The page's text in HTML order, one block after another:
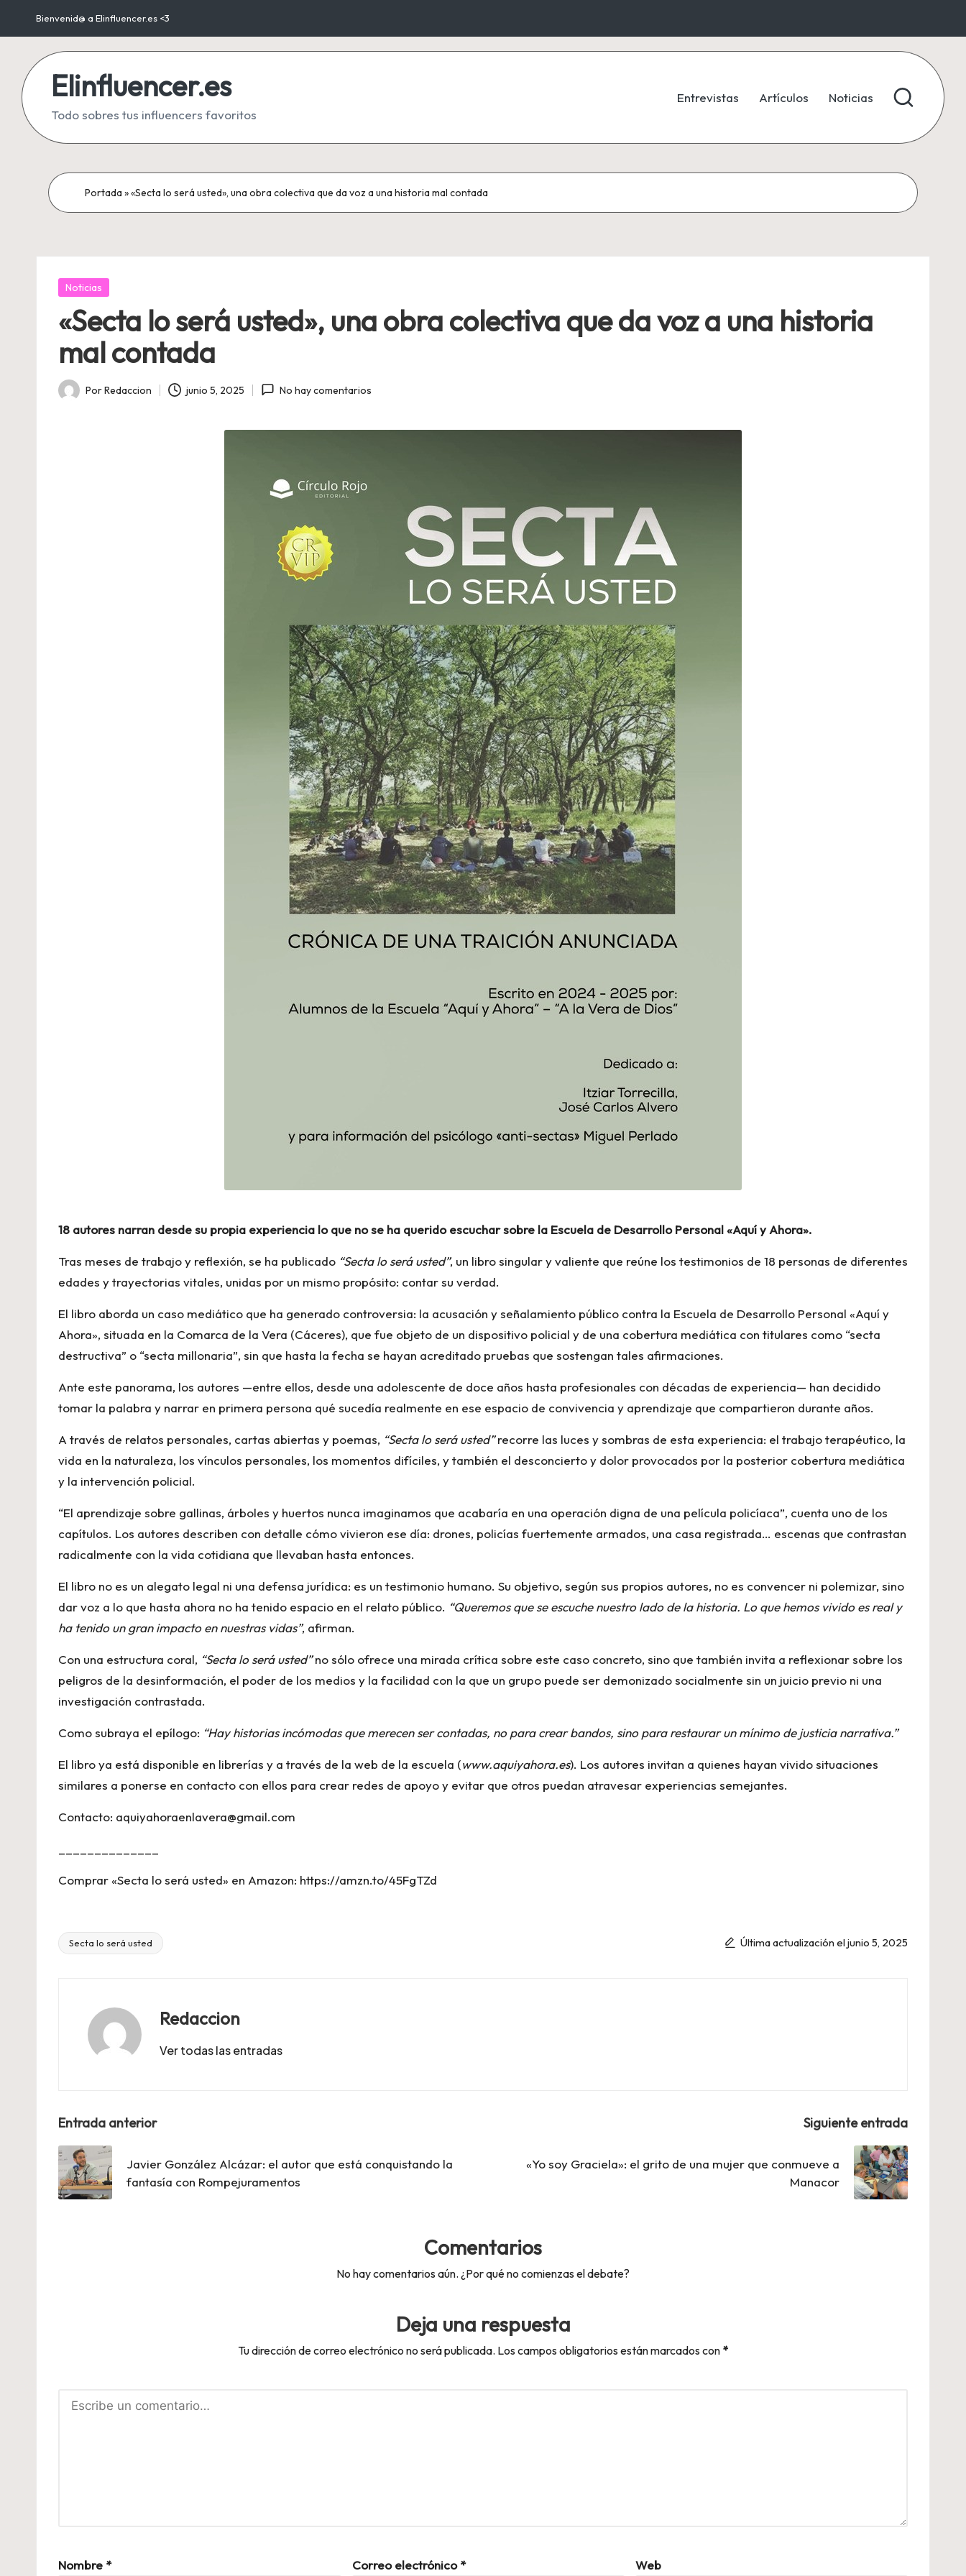
Saltar
contenido
Bienvenid@ a Elinfluencer.es <3
Elinfluencer.es
Todo sobres tus influencers favoritos
Entrevistas Artículos Noticias
Portada»«Secta lo será usted», una obra colectiva que da voz a una historia mal contada
Publicada
Noticias
«Secta lo será usted», una obra colectiva que da voz a una historia
mal contada
Publicado
PorRedaccion junio 5, 2025 No hay comentarios
18 autores narran desde su propia experiencia lo que no se ha querido escuchar sobre la Escuela de Desarrollo Personal «Aquí y Ahora».
Tras meses de trabajo y reflexión, se ha publicado “Secta lo será usted”, un libro singular y valiente que reúne los testimonios de 18 personas de diferentes
edades y trayectorias vitales, unidas por un mismo propósito: contar su verdad.
El libro aborda un caso mediático que ha generado controversia: la acusación y señalamiento público contra la Escuela de Desarrollo Personal «Aquí y
Ahora», situada en la Comarca de la Vera (Cáceres), que fue objeto de un dispositivo policial y de una cobertura mediática con titulares como “secta
destructiva” o “secta millonaria”, sin que hasta la fecha se hayan acreditado pruebas que sostengan tales afirmaciones.
Ante este panorama, los autores —entre ellos, desde una adolescente de doce años hasta profesionales con décadas de experiencia— han decidido
tomar la palabra y narrar en primera persona qué sucedía realmente en ese espacio de convivencia y aprendizaje que compartieron durante años.
A través de relatos personales, cartas abiertas y poemas, “Secta lo será usted”recorre las luces y sombras de esta experiencia: el trabajo terapéutico, la
vida en la naturaleza, los vínculos personales, los momentos difíciles, y también el desconcierto y dolor provocados por la posterior cobertura mediática
y la intervención policial.
“El aprendizaje sobre gallinas, árboles y huertos nunca imaginamos que acabaría en una operación digna de una película policíaca”, cuenta uno de los
capítulos. Los autores describen con detalle cómo vivieron ese día: drones, policías fuertemente armados, una casa registrada… escenas que contrastan
radicalmente con la vida cotidiana que llevaban hasta entonces.
El libro no es un alegato legal ni una defensa jurídica: es un testimonio humano. Su objetivo, según sus propios autores, no es convencer ni polemizar, sino
dar voz a lo que hasta ahora no ha tenido espacio en el relato público. “Queremos que se escuche nuestro lado de la historia. Lo que hemos vivido es real y
ha tenido un gran impacto en nuestras vidas”, afirman.
Con una estructura coral, “Secta lo será usted”no sólo ofrece una mirada crítica sobre este caso concreto, sino que también invita a reflexionar sobre los
peligros de la desinformación, el poder de los medios y la facilidad con la que un grupo puede ser demonizado socialmente sin un juicio previo ni una
investigación contrastada.
Como subraya el epílogo: “Hay historias incómodas que merecen ser contadas, no para crear bandos, sino para restaurar un mínimo de justicia narrativa.”
El libro ya está disponible en librerías y a través de la web de la escuela (www.aquiyahora.es). Los autores invitan a quienes hayan vivido situaciones
similares a ponerse en contacto con ellos para crear redes de apoyo y evitar que otros puedan atravesar experiencias semejantes.
Contacto: aquiyahoraenlavera@gmail.com
Comprar «Secta lo será usted» en Amazon: https://amzn.to/45FgTZd
Etiquetas:
Secta lo será usted Última actualización el junio 5, 2025
Redaccion
Ver todas las entradas
Navegación
de
entradas
Entrada anterior
Javier González Alcázar: el autor que está conquistando la
fantasía con Rompejuramentos
Siguiente entrada
«Yo soy Graciela»: el grito de una mujer que conmueve a
Manacor
Comentarios
No hay comentarios aún. ¿Por qué no comienzas el debate?
Deja una respuesta
Tu dirección de correo electrónico no será publicada. Los campos obligatorios están marcados con *
Nombre * Correo electrónico* Web